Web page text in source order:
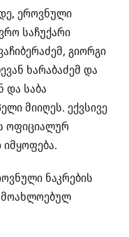
ეროვნული
საჩუქარი
გიორგი
ხარაბაძემ და
და საბა
მიიღეს. ექვსივე
ოფიციალურ
ნაკრების
მოახლოებულ